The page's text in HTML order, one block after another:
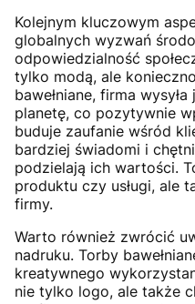
Kolejnym kluczowym
globalnych wyzwań
odpowiedzialność
tylko modą, ale
bawełniane, firma
planetę, co pozytywnie
buduje zaufanie wśród
bardziej świadomi i
podzielają ich wartości.
produktu czy usługi, ale
firmy.
Warto również zwrócić
nadruku. Torby
kreatywnego
nie tylko logo, ale także